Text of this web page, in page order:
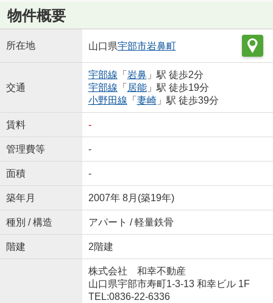
物件概要
所在地 山口県宇部市岩鼻町
交通
宇部線 「 岩鼻」駅 徒歩2分
宇部線 「 居能」駅 徒歩19分
小野田線 「 妻崎」駅 徒歩39分
賃料 -
管理費等 -
面積 -
築年月 2007年 8月(築19年)
種別 / 構造 アパート / 軽量鉄骨
階建 2階建
株式会社 和幸不動産
山口県宇部市寿町1-3-13 和幸ビル 1F
TEL:0836-22-6336